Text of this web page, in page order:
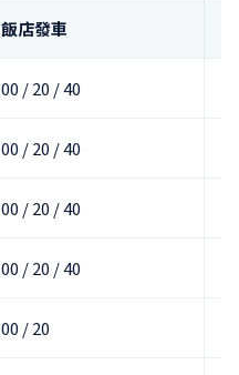
飯店發車
00 / 20 / 40
00 / 20 / 40
00 / 20 / 40
00 / 20 / 40
00 / 20